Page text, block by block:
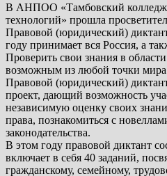
В АНПОО «Тамбовский колледж
технологий» прошла
Правовой (юридический)
году принимает вся Россия, а
Проверить свои знания в
возможным из любой точки
Правовой (юридический)
проект, дающий возможность
независимую оценку своих
права, познакомиться с
законодательства.
В этом году правовой диктант
включает в себя 40 заданий,
гражданскому, семейному,